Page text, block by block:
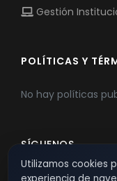
Gestión
POLÍTICAS Y
No hay políticas
SÍGUENOS
Utilizamos cookies